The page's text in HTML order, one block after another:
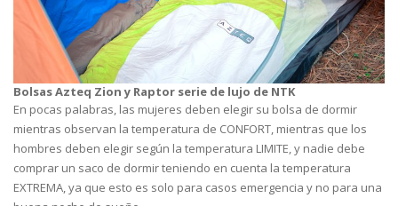
Bolsas Azteq Zion y Raptor serie de lujo de NTK
En pocas palabras, las mujeres deben elegir su bolsa de dormir
mientras observan la temperatura de CONFORT, mientras que los
hombres deben elegir según la temperatura LIMITE, y nadie debe
comprar un saco de dormir teniendo en cuenta la temperatura
EXTREMA, ya que esto es solo para casos emergencia y no para una